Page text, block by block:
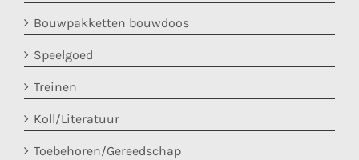
Bouwpakketten bouwdoos
Speelgoed
Treinen
Koll/Literatuur
Toebehoren/Gereedschap